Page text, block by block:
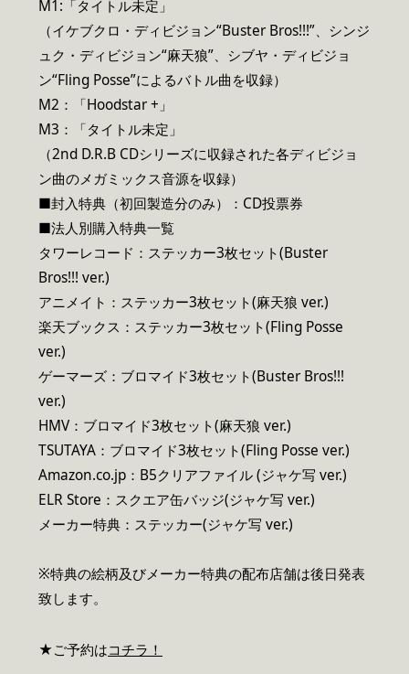
M1:「タイトル未定」
（イケブクロ・ディビジョン“Buster Bros!!!”、シンジ
ュク・ディビジョン“麻天狼”、シブヤ・ディビジョ
ン“Fling Posse”によるバトル曲を収録）
M2：「Hoodstar +」
M3：「タイトル未定」
（2nd D.R.B CDシリーズに収録された各ディビジョ
ン曲のメガミックス音源を収録）
■封入特典（初回製造分のみ）：CD投票券
■法人別購入特典一覧
タワーレコード：ステッカー3枚セット(Buster
Bros!!! ver.)
アニメイト：ステッカー3枚セット(麻天狼 ver.)
楽天ブックス：ステッカー3枚セット(Fling Posse
ver.)
ゲーマーズ：ブロマイド3枚セット(Buster Bros!!!
ver.)
HMV：ブロマイド3枚セット(麻天狼 ver.)
TSUTAYA：ブロマイド3枚セット(Fling Posse ver.)
Amazon.co.jp：B5クリアファイル (ジャケ写 ver.)
ELR Store：スクエア缶バッジ(ジャケ写 ver.)
メーカー特典：ステッカー(ジャケ写 ver.)
※特典の絵柄及びメーカー特典の配布店舗は後日発表
致します。
★ご予約はコチラ！